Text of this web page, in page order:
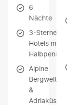
6
Nächte
3-Sterne-
Hotels mit
Halbpension
Alpine
Bergwelt
&
Adriaküste